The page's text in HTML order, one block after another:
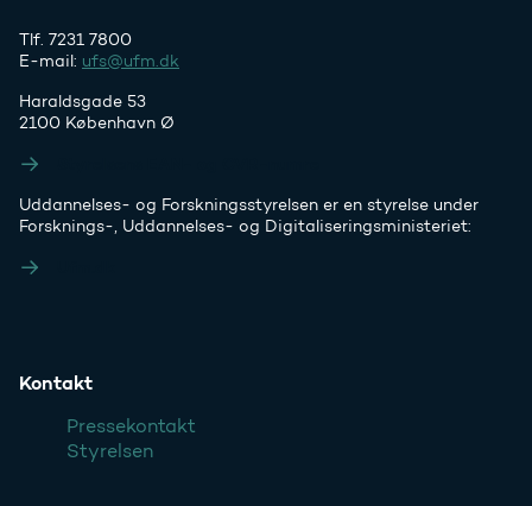
Tlf. 7231 7800
E-mail: ufs@ufm.dk
Haraldsgade 53
2100 København Ø
Uddannelses- og Forskningsstyrelsen er en styrelse under
Forsknings-, Uddannelses- og Digitaliseringsministeriet:
Kontakt
Pressekontakt
Styrelsen